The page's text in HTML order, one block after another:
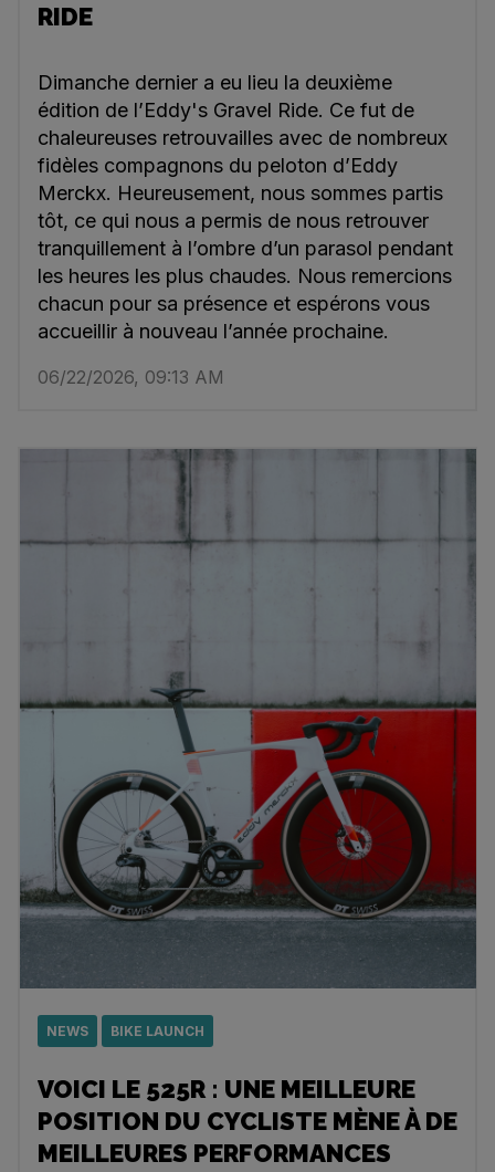
RIDE
Dimanche dernier a eu lieu la deuxième
édition de l’Eddy's Gravel Ride. Ce fut de
chaleureuses retrouvailles avec de nombreux
fidèles compagnons du peloton d’Eddy
Merckx. Heureusement, nous sommes partis
tôt, ce qui nous a permis de nous retrouver
tranquillement à l’ombre d’un parasol pendant
les heures les plus chaudes. Nous remercions
chacun pour sa présence et espérons vous
accueillir à nouveau l’année prochaine.
06/22/2026, 09:13 AM
NEWS BIKE LAUNCH
VOICI LE 525R : UNE MEILLEURE
POSITION DU CYCLISTE MÈNE À DE
MEILLEURES PERFORMANCES